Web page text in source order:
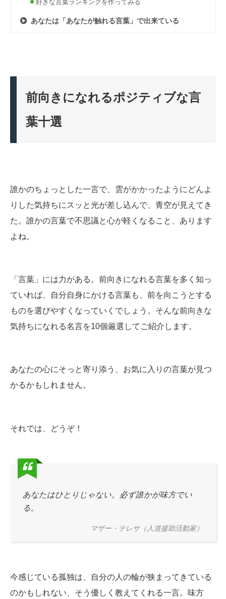
好きな言葉ランキングを作ってみる
あなたは「あなたが触れる言葉」で出来ている
前向きになれるポジティブな言
葉十選
誰かのちょっとした一言で、雲がかかったようにどんよ
りした気持ちにスッと光が差し込んで、青空が見えてき
た。誰かの言葉で不思議と心が軽くなること、あります
よね。
「言葉」には力がある。前向きになれる言葉を多く知っ
ていれば、自分自身にかける言葉も、前を向こうとする
ものを選びやすくなっていくでしょう。そんな前向きな
気持ちになれる名言を10個厳選してご紹介します。
あなたの心にそっと寄り添う、お気に入りの言葉が見つ
かるかもしれません。
それでは、どうぞ！
あなたはひとりじゃない。必ず誰かが味方でい
る。
マザー・テレサ（人道援助活動家）
今感じている孤独は、自分の人の輪が狭まってきている
のかもしれない、そう優しく教えてくれる一言。味方